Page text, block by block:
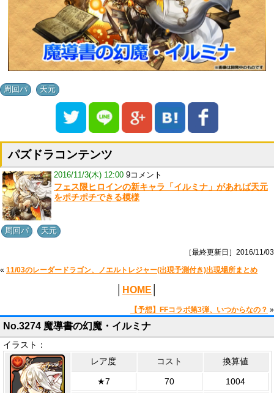
周回パ 天元
パズドラコンテンツ
2016/11/3(木) 12:00 9コメント
フェス限ヒロインの新キャラ「イルミナ」があれば天元
をポチポチできる模様
周回パ 天元
［最終更新日］2016/11/03
« 11/03のレーダードラゴン、ノエルトレジャー(出現予測付き)出現場所まとめ
HOME
【予想】FFコラボ第3弾、いつからなの？ »
No.3274 魔導書の幻魔・イルミナ
イラスト：
レア度 コスト 換算値
★7 70
1004